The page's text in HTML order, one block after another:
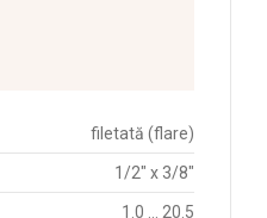
filetată (flare)
1/2" x 3/8"
1.0 ... 20.5